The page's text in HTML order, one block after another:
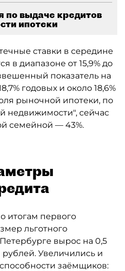
по выдаче кредитов
ипотеки
ставки в середине
в диапазоне от 15,9% до
показатель на
годовых и около 18,6%
рыночной ипотеки, по
недвижимости", сейчас
семейной — 43%.
итогам первого
льготного
вырос на 0,5
Увеличились и
заёмщиков: